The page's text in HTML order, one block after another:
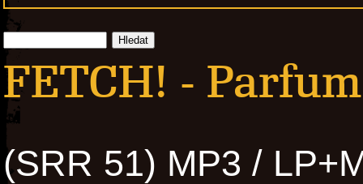
FETCH! -
(SRR 51) MP3 /